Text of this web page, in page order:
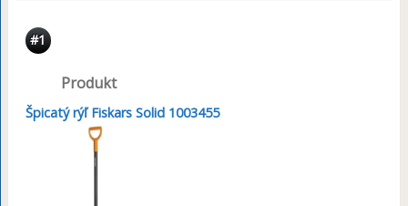
#1
Produkt
Špicatý rýľ Fiskars Solid 1003455